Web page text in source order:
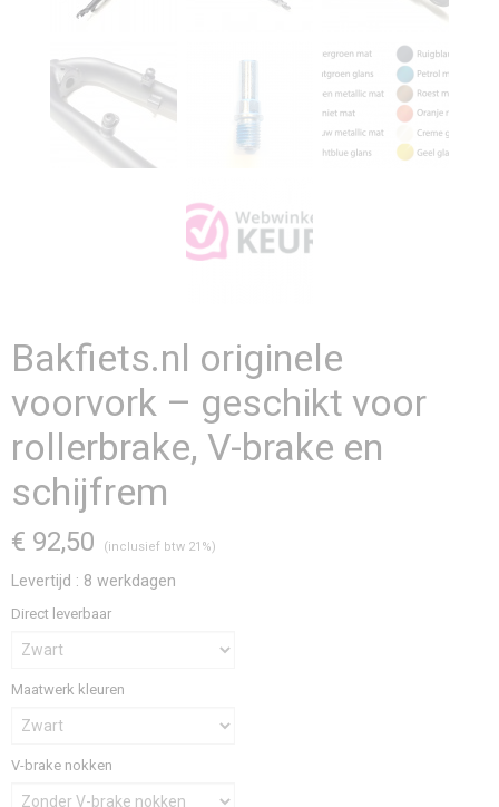
Bakfiets.nl originele
voorvork – geschikt voor
rollerbrake, V-brake en
schijfrem
€ 92,50 (inclusief btw 21%)
Levertijd : 8 werkdagen
Direct leverbaar
Maatwerk kleuren
V-brake nokken